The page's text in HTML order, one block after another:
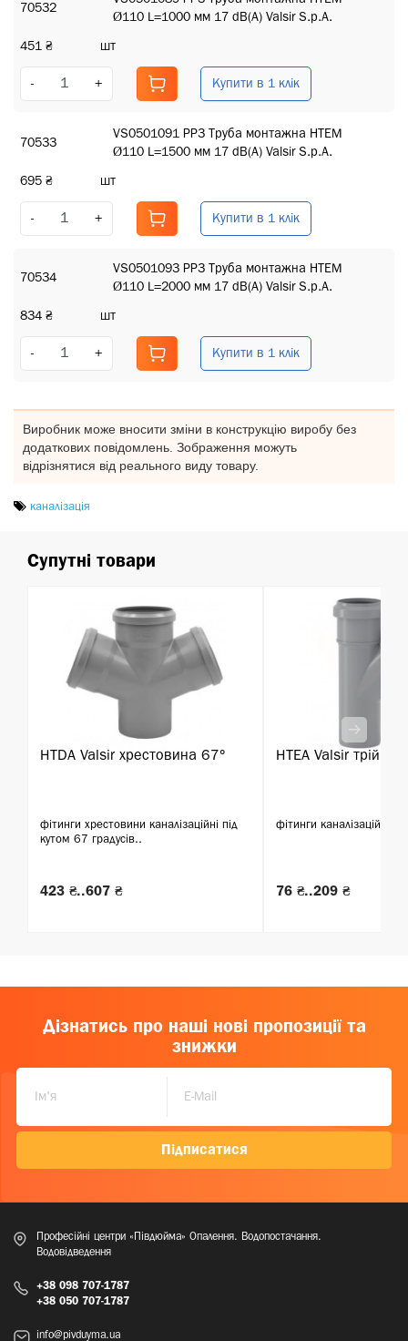
70532
Ø110 L=1000 мм 17 dB(A) Valsir S.p.A.
451 ₴ шт
- + Купити в 1 клік
70533
VS0501091 PP3 Труба монтажна HTEM
Ø110 L=1500 мм 17 dB(A) Valsir S.p.A.
695 ₴ шт
- + Купити в 1 клік
70534
VS0501093 PP3 Труба монтажна HTEM
Ø110 L=2000 мм 17 dB(A) Valsir S.p.A.
834 ₴ шт
- + Купити в 1 клік
Виробник може вносити зміни в конструкцію виробу без
додаткових повідомлень. Зображення можуть
відрізнятися від реального виду товару.
каналізація
Супутні товари
HTDA Valsir хрестовина 67°
фітинги хрестовини каналізаційні під
кутом 67 градусів..
423 ₴..607 ₴
HTEA Valsir трійник
фітинги каналізаційні
76 ₴..209 ₴
Дізнатись про наші нові пропозиції та
знижки
Підписатися
Професійні центри «Півдюйма» Опалення. Водопостачання.
Водовідведення
+38 098 707-1787
+38 050 707-1787
info@pivduyma.ua